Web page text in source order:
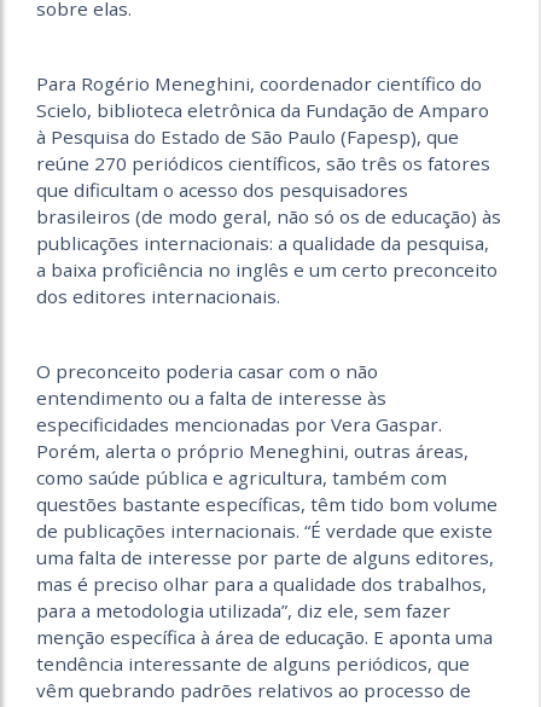
sobre elas.
Para Rogério Meneghini, coordenador científico do
Scielo, biblioteca eletrônica da Fundação de Amparo
à Pesquisa do Estado de São Paulo (Fapesp), que
reúne 270 periódicos científicos, são três os fatores
que dificultam o acesso dos pesquisadores
brasileiros (de modo geral, não só os de educação) às
publicações internacionais: a qualidade da pesquisa,
a baixa proficiência no inglês e um certo preconceito
dos editores internacionais.
O preconceito poderia casar com o não
entendimento ou a falta de interesse às
especificidades mencionadas por Vera Gaspar.
Porém, alerta o próprio Meneghini, outras áreas,
como saúde pública e agricultura, também com
questões bastante específicas, têm tido bom volume
de publicações internacionais. “É verdade que existe
uma falta de interesse por parte de alguns editores,
mas é preciso olhar para a qualidade dos trabalhos,
para a metodologia utilizada”, diz ele, sem fazer
menção específica à área de educação. E aponta uma
tendência interessante de alguns periódicos, que
vêm quebrando padrões relativos ao processo de